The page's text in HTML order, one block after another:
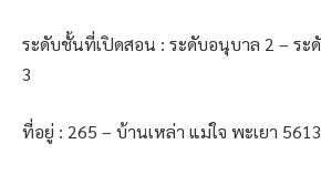
ระดับชั้นที่เปิดสอน : ระดับอนุบาล 2 – ร
3
ที่อยู่ : 265 – บ้านเหล่า แม่ใจ พะเยา